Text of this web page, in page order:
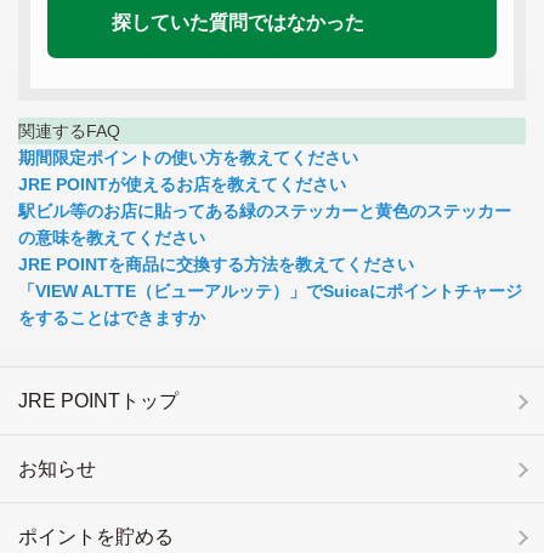
探していた質問ではなかった
関連するFAQ
期間限定ポイントの使い方を教えてください
JRE POINTが使えるお店を教えてください
駅ビル等のお店に貼ってある緑のステッカーと黄色のステッカー
の意味を教えてください
JRE POINTを商品に交換する方法を教えてください
「VIEW ALTTE（ビューアルッテ）」でSuicaにポイントチャージ
をすることはできますか
JRE POINTトップ
お知らせ
ポイントを貯める